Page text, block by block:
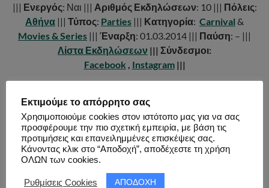
||| Ενεργός: Ναι ||| Αριθμός Εκδηλώσεων: 10 ||| Πόλεις:
Αθήνα ||| Τύπος: Parties ||| Κατηγορία: Carnival &
Movies & Series ||| Έναρξη: 01.03.2014 ||| Παύση: – |||
Λίστα Εκδηλώσεων ||| Σύνδεσμοι:
Facebook , Instagram|||
FACEBOOK PAGE ALBUM
ΦΩΤΟ ΕΚΔΗΛΩΣΗΣ ( 283 ΦΩΤΟ )
Εκτιμούμε το απόρρητο σας
Χρησιμοποιούμε cookies στον ιστότοπο μας για να σας
προσφέρουμε την πιο σχετική εμπειρία, με βάση τις
προτιμήσεις και επανειλημμένες επισκέψεις σας.
Κάνοντας κλικ στο “Αποδοχή”, αποδέχεστε τη χρήση
ΟΛΩΝ των cookies.
Ρυθμίσεις Cookies ΑΠΟΔΟΧΗ